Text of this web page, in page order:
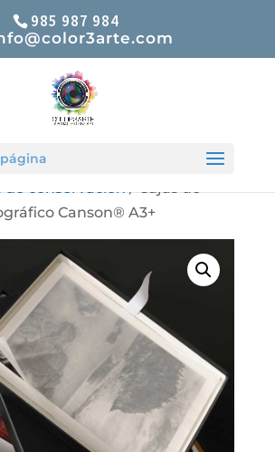
985 987 984
de conservación/ Cajas de
Canson® A3+